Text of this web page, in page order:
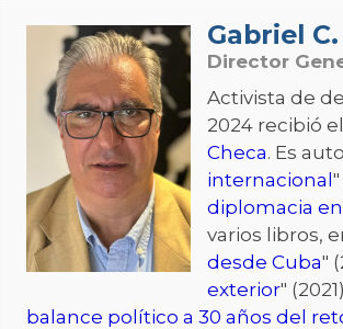
Gabriel
Director
Activista de
2024 recibió el
Checa. Es
internacional
diplomacia
varios libros,
desde Cuba"
exterior"
balance político a 30 años del